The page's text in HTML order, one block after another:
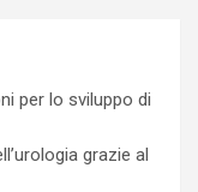
per lo sviluppo di
grazie al